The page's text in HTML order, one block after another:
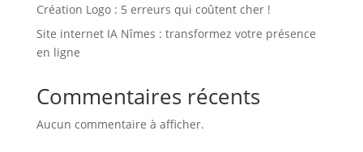
Création Logo : 5 erreurs qui coûtent cher !
Site internet IA Nîmes : transformez votre présence
en ligne
Commentaires récents
Aucun commentaire à afficher.